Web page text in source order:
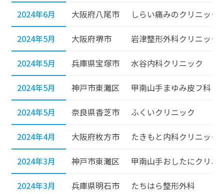
2024年6月 大阪府八尾市 しらい痛みのクリニック
2024年5月 大阪府堺市 岩津整形外科クリニック
2024年5月 兵庫県宝塚市 水谷内科クリニック
2024年5月 神戸市東灘区 甲南山手まゆみ皮フ科
2024年5月 奈良県香芝市 ふくいクリニック
2024年4月 大阪府枚方市 たきもと内科クリニック
2024年3月 神戸市東灘区 甲南山手おしたにクリニ
2024年3月 兵庫県明石市 たちはら整形外科